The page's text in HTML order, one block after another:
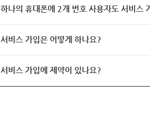
하나의 휴대폰에 2개 번호 사용자도 서비스
서비스 가입은 어떻게 하나요?
서비스 가입에 제약이 있나요?